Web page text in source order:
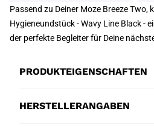
Passend zu Deiner Moze Breeze Two,
Hygieneundstück - Wavy Line Black -
der perfekte Begleiter für Deine
PRODUKTEIGENSCHAFTEN
HERSTELLERANGABEN